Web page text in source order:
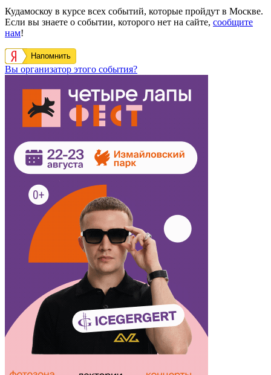
Кудамоскоу в курсе всех событий, которые пройдут в Москве.
Если вы знаете о событии, которого нет на сайте, сообщите
нам!
Напомнить
Вы организатор этого события?